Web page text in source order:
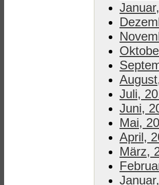
Juli,
Juni,
Mai,
April,
März,